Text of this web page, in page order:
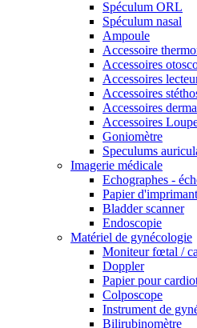
Spéculum ORL
Spéculum nasal
Ampoule
Accessoire
Accessoires
Accessoires
Accessoires
Accessoires
Accessoires
Goniomètre
Speculums
Imagerie médicale
Echographes -
Papier
Bladder scanner
Endoscopie
Matériel de gynécologie
Moniteur fœtal /
Doppler
Papier pour
Colposcope
Instrument de
Bilirubinomètre